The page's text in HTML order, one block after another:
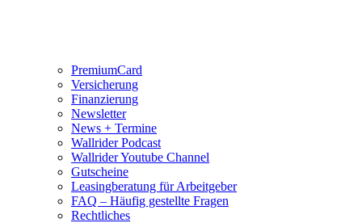
PremiumCard
Versicherung
Finanzierung
Newsletter
News + Termine
Wallrider Podcast
Wallrider Youtube Channel
Gutscheine
Leasingberatung für Arbeitgeber
FAQ – Häufig gestellte Fragen
Rechtliches